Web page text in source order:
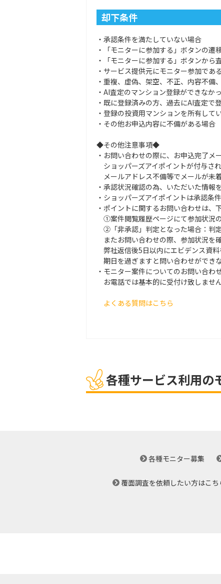
却下条件
・承認条件を満たしていない場合
・「モニターに参加する」ボタンの遷
・「モニターに参加する」ボタンから
・サービス提供元にモニター参加であ
・重複、虚偽、架空、不正、内容不備
・AI査定のマンション登録ができなか
・既に登録済みの方、過去にAI査定で
・登録の投資用マンションを所有し
・その他お申込内容に不備がある場合
◆その他注意事項◆
・お問い合わせの際に、お申込完了メ
ショッパーズアイポイントが付与さ
メールアドレス不備等でメールが未
・承認状況確認の為、いただいた情報
・ショッパーズアイポイントは承認条
・ポイントに関するお問い合わせは、
①案件閲覧履歴ページにて参加状況
②「非承認」判定となった場合：判
またお問い合わせの際、参加状況を
弊社返信後5日以内にエビデンス資料
期日を過ぎますと問い合わせができ
・モニター案件についてのお問い合わ
お電話では基本的に受付け致しませ
よくある質問はこちら
各種サービス利用の
各種モニター募集
覆面調査を依頼したい方はこち